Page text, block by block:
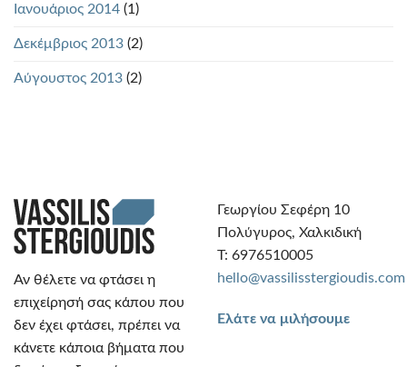
Ιανουάριος 2014 (1)
Δεκέμβριος 2013 (2)
Αύγουστος 2013 (2)
Αν θέλετε να φτάσει η
επιχείρησή σας κάπου που
δεν έχει φτάσει, πρέπει να
κάνετε κάποια βήματα που
Γεωργίου Σεφέρη 10
Πολύγυρος, Χαλκιδική
Τ: 6976510005
hello@vassilisstergioudis.com
Ελάτε να μιλήσουμε